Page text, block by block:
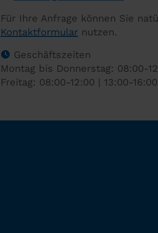
Für Ihre Anfrage können Sie
Kontaktformular nutzen.
Geschäftszeiten
Montag bis Donnerstag: 08:00-
Freitag: 08:00-12:00 | 13:00-16:00